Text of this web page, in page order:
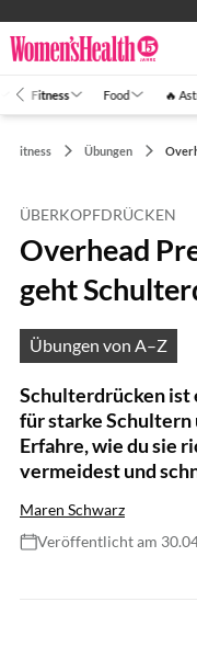
Fitness Food 🔥
Fitness Übungen
ÜBERKOPFDRÜCKEN
Overhead
geht
Übungen von A–Z
Schulterdrücken ist
für starke Schultern
Erfahre, wie du sie
vermeidest und
Maren Schwarz
Veröffentlicht am